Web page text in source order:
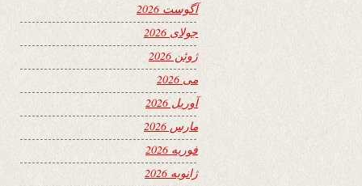
آگوست 2026
جولای 2026
ژوئن 2026
می 2026
آوریل 2026
مارس 2026
فوریه 2026
ژانویه 2026